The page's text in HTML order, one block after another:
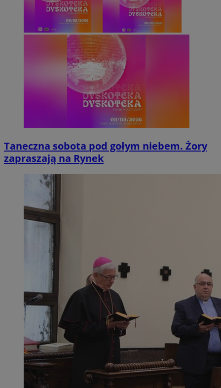
Taneczna sobota pod gołym niebem. Żory
zapraszają na Rynek